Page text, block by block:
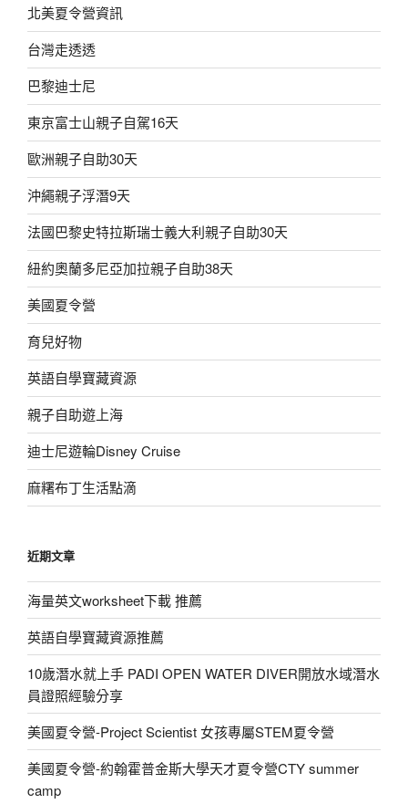
北美夏令營資訊
台灣走透透
巴黎迪士尼
東京富士山親子自駕16天
歐洲親子自助30天
沖繩親子浮潛9天
法國巴黎史特拉斯瑞士義大利親子自助30天
紐約奧蘭多尼亞加拉親子自助38天
美國夏令營
育兒好物
英語自學寶藏資源
親子自助遊上海
迪士尼遊輪Disney Cruise
麻糬布丁生活點滴
近期文章
海量英文worksheet下載 推薦
英語自學寶藏資源推薦
10歲潛水就上手 PADI OPEN WATER DIVER開放水域潛水
員證照經驗分享
美國夏令營-Project Scientist 女孩專屬STEM夏令營
美國夏令營-約翰霍普金斯大學天才夏令營CTY summer
camp